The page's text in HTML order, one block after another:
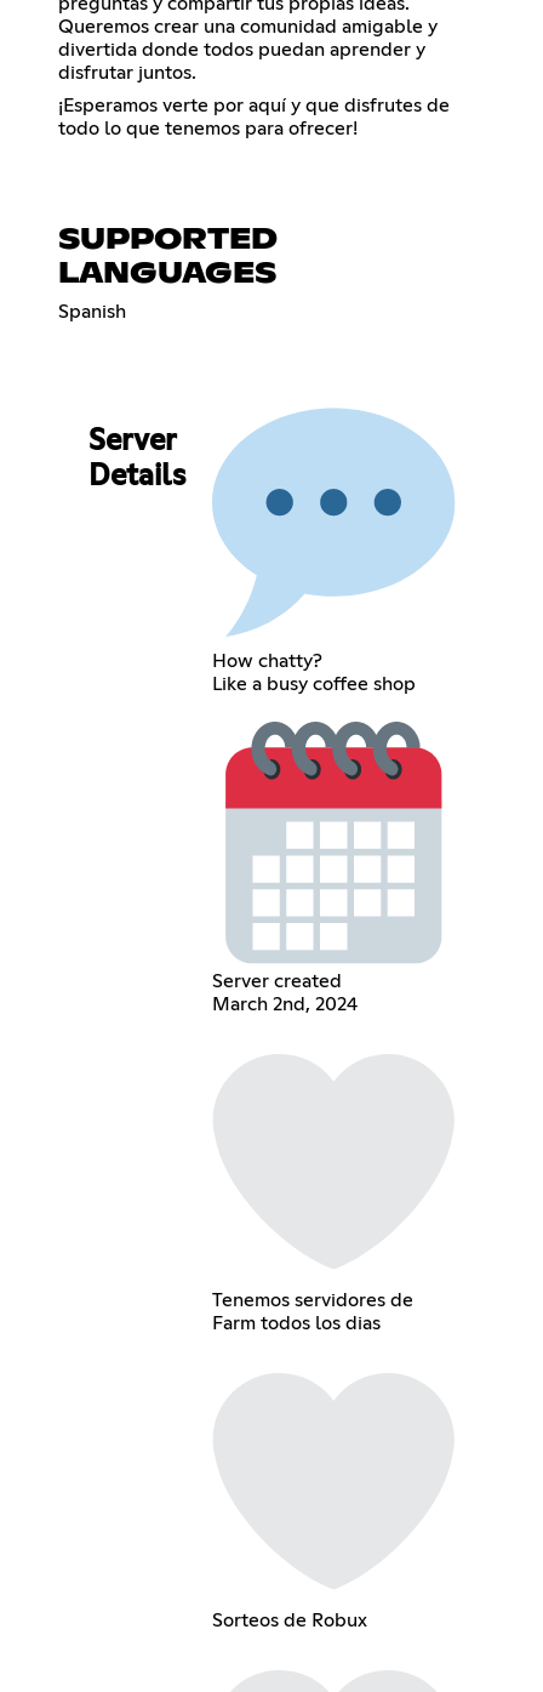
Queremos crear una comunidad amigable y
divertida donde todos puedan aprender y
disfrutar juntos.
¡Esperamos verte por aquí y que disfrutes de
todo lo que tenemos para ofrecer!
SUPPORTED
LANGUAGES
Spanish
Server
Details
How chatty?
Like a busy coffee shop
Server created
March 2nd, 2024
Tenemos servidores de
Farm todos los dias
Sorteos de Robux